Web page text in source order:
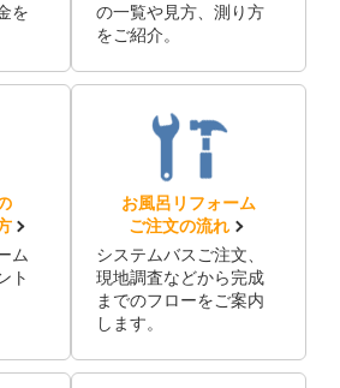
を
の一覧や見方、測り方
をご紹介。
ム
ト
お風呂リフォーム
ご注文の流れ
システムバスご注文、
現地調査などから完成
までのフローをご案内
します。